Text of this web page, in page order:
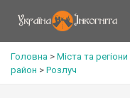
Головна > Міста та регіони
район > Розлуч